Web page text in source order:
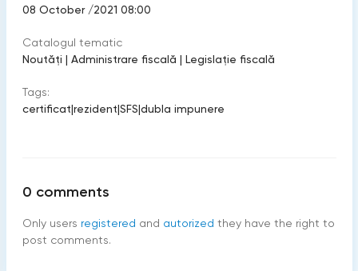
08 October /2021 08:00
Catalogul tematic
Noutăți | Administrare fiscală | Legislație fiscală
Tags:
certificat|rezident|SFS|dubla impunere
0 comments
Only users registered and autorized they have the right to
post comments.